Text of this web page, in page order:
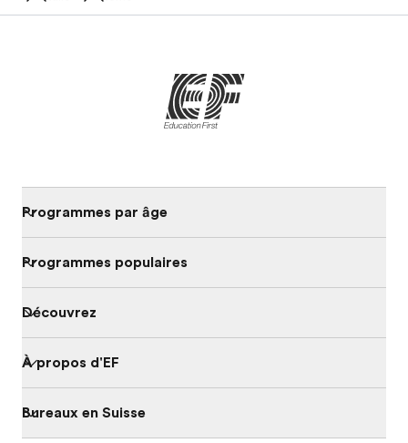
Programmes par âge
Programmes populaires
Découvrez
À propos d'EF
Bureaux en Suisse